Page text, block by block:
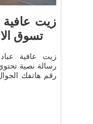
تسوق
رسالة نصية
رقم هاتفك